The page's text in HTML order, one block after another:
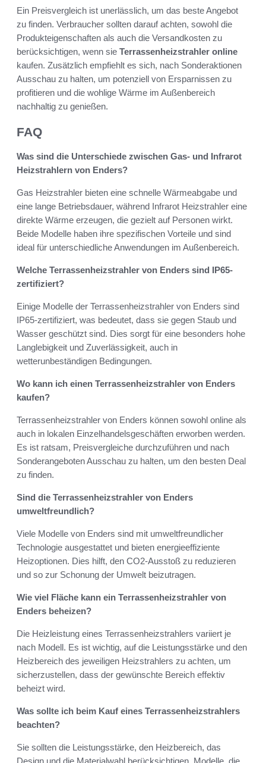
Ein Preisvergleich ist unerlässlich, um das beste Angebot
zu finden. Verbraucher sollten darauf achten, sowohl die
Produkteigenschaften als auch die Versandkosten zu
berücksichtigen, wenn sie Terrassenheizstrahler online
kaufen. Zusätzlich empfiehlt es sich, nach Sonderaktionen
Ausschau zu halten, um potenziell von Ersparnissen zu
profitieren und die wohlige Wärme im Außenbereich
nachhaltig zu genießen.
FAQ
Was sind die Unterschiede zwischen Gas- und Infrarot
Heizstrahlern von Enders?
Gas Heizstrahler bieten eine schnelle Wärmeabgabe und
eine lange Betriebsdauer, während Infrarot Heizstrahler eine
direkte Wärme erzeugen, die gezielt auf Personen wirkt.
Beide Modelle haben ihre spezifischen Vorteile und sind
ideal für unterschiedliche Anwendungen im Außenbereich.
Welche Terrassenheizstrahler von Enders sind IP65-
zertifiziert?
Einige Modelle der Terrassenheizstrahler von Enders sind
IP65-zertifiziert, was bedeutet, dass sie gegen Staub und
Wasser geschützt sind. Dies sorgt für eine besonders hohe
Langlebigkeit und Zuverlässigkeit, auch in
wetterunbeständigen Bedingungen.
Wo kann ich einen Terrassenheizstrahler von Enders
kaufen?
Terrassenheizstrahler von Enders können sowohl online als
auch in lokalen Einzelhandelsgeschäften erworben werden.
Es ist ratsam, Preisvergleiche durchzuführen und nach
Sonderangeboten Ausschau zu halten, um den besten Deal
zu finden.
Sind die Terrassenheizstrahler von Enders
umweltfreundlich?
Viele Modelle von Enders sind mit umweltfreundlicher
Technologie ausgestattet und bieten energieeffiziente
Heizoptionen. Dies hilft, den CO2-Ausstoß zu reduzieren
und so zur Schonung der Umwelt beizutragen.
Wie viel Fläche kann ein Terrassenheizstrahler von
Enders beheizen?
Die Heizleistung eines Terrassenheizstrahlers variiert je
nach Modell. Es ist wichtig, auf die Leistungsstärke und den
Heizbereich des jeweiligen Heizstrahlers zu achten, um
sicherzustellen, dass der gewünschte Bereich effektiv
beheizt wird.
Was sollte ich beim Kauf eines Terrassenheizstrahlers
beachten?
Sie sollten die Leistungsstärke, den Heizbereich, das
Design und die Materialwahl berücksichtigen. Modelle, die